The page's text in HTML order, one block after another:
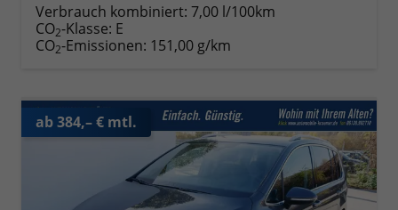
Verbrauch kombiniert: 7,00 l/100km
CO2-Klasse: E
CO2-Emissionen: 151,00 g/km
ab 384,– € mtl.